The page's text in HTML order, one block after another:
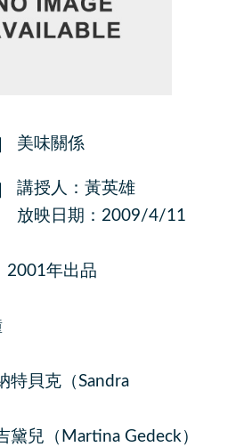
美味關係
講授人：黃英雄
放映日期：2009/4/11
2001年出品
特貝克（Sandra
黛兒（Martina Gedeck）